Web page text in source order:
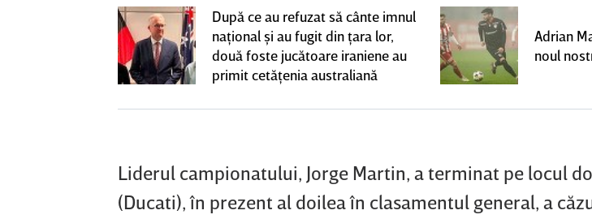
După ce au refuzat să cânte imnul
naţional şi au fugit din ţara lor,
două foste jucătoare iraniene au
primit cetăţenia australiană
Adrian
noul
Liderul campionatului, Jorge Martin, a terminat pe locul
(Ducati), în prezent al doilea în clasamentul general, a